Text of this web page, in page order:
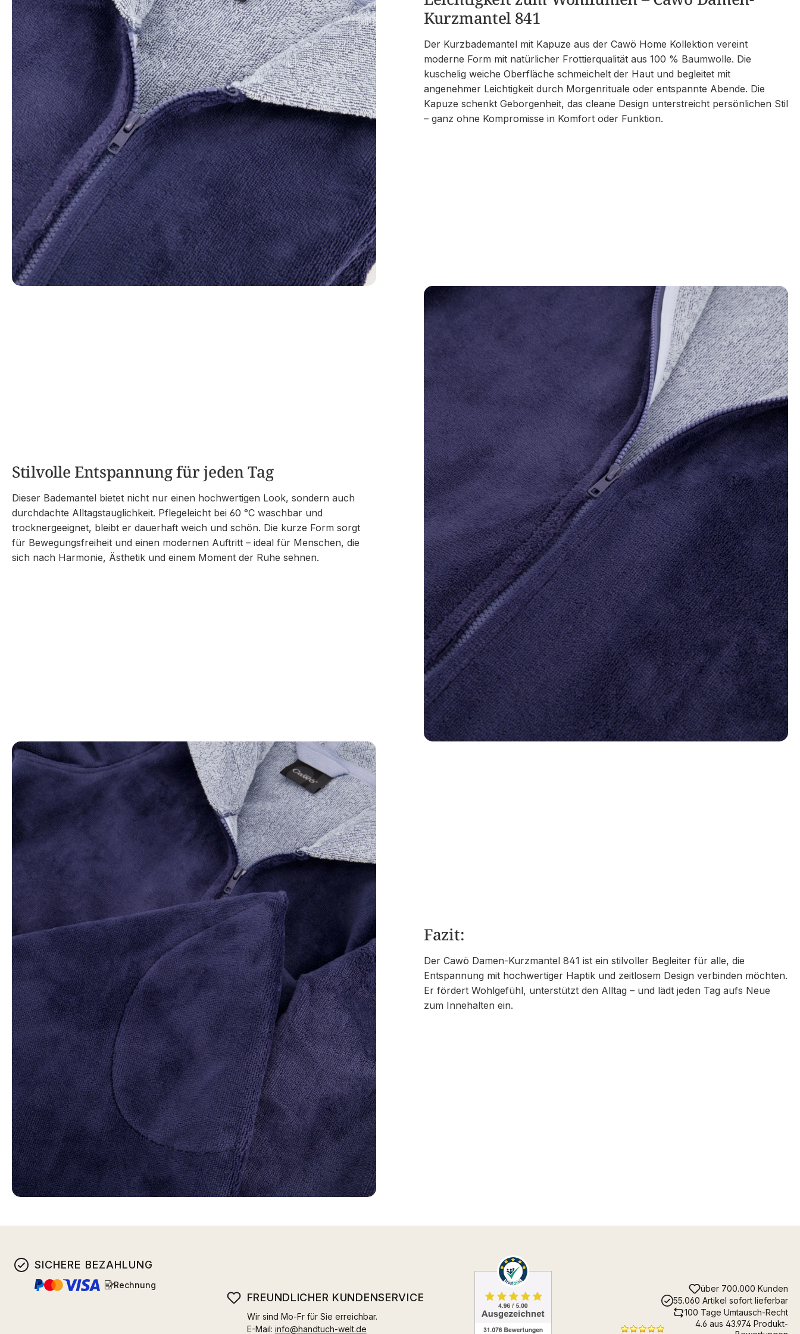
Kurzmantel 841
Der Kurzbademantel mit Kapuze aus der Cawö Home Kollektion vereint
moderne Form mit natürlicher Frottierqualität aus 100 % Baumwolle. Die
kuschelig weiche Oberfläche schmeichelt der Haut und begleitet mit
angenehmer Leichtigkeit durch Morgenrituale oder entspannte Abende. Die
Kapuze schenkt Geborgenheit, das cleane Design unterstreicht persönlichen Stil
– ganz ohne Kompromisse in Komfort oder Funktion.
Stilvolle Entspannung für jeden Tag
Dieser Bademantel bietet nicht nur einen hochwertigen Look, sondern auch
durchdachte Alltagstauglichkeit. Pflegeleicht bei 60 °C waschbar und
trocknergeeignet, bleibt er dauerhaft weich und schön. Die kurze Form sorgt
für Bewegungsfreiheit und einen modernen Auftritt – ideal für Menschen, die
sich nach Harmonie, Ästhetik und einem Moment der Ruhe sehnen.
Fazit:
Der Cawö Damen-Kurzmantel 841 ist ein stilvoller Begleiter für alle, die
Entspannung mit hochwertiger Haptik und zeitlosem Design verbinden möchten.
Er fördert Wohlgefühl, unterstützt den Alltag – und lädt jeden Tag aufs Neue
zum Innehalten ein.
SICHERE BEZAHLUNG
Rechnung
FREUNDLICHER KUNDENSERVICE
Wir sind Mo-Fr für Sie erreichbar.
E-Mail: info@handtuch-welt.de
über 700.000 Kunden
55.060 Artikel sofort lieferbar
100 Tage Umtausch-Recht
4.6 aus 43.974 Produkt-